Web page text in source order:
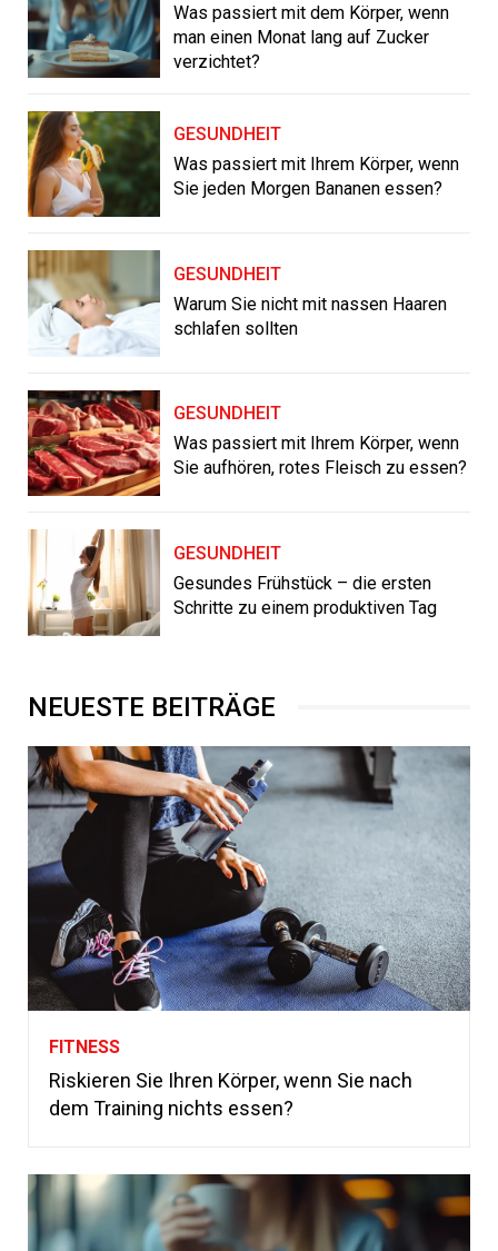
Was passiert mit dem Körper, wenn
man einen Monat lang auf Zucker
verzichtet?
GESUNDHEIT
Was passiert mit Ihrem Körper, wenn
Sie jeden Morgen Bananen essen?
GESUNDHEIT
Warum Sie nicht mit nassen Haaren
schlafen sollten
GESUNDHEIT
Was passiert mit Ihrem Körper, wenn
Sie aufhören, rotes Fleisch zu essen?
GESUNDHEIT
Gesundes Frühstück – die ersten
Schritte zu einem produktiven Tag
NEUESTE BEITRÄGE
FITNESS
Riskieren Sie Ihren Körper, wenn Sie nach
dem Training nichts essen?